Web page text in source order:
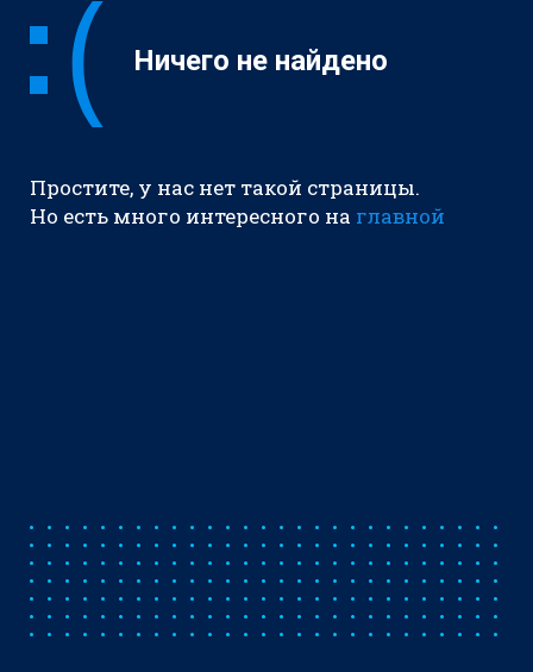
Ничего не найдено
Простите, у нас нет такой страницы.
Но есть много интересного на главной